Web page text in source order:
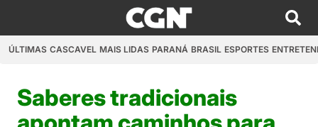
ÚLTIMAS CASCAVEL MAIS LIDAS PARANÁ BRASIL ESPORTES
Saberes tradicionais